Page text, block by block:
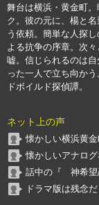
舞台は横浜・黄金町
ク。彼の元に、楊と
う依頼。簡単な人探
よる抗争の序章。次
嘘。信じられるのは
った一人で立ち向か
ドボイルド探偵譚。
ネット上の声
懐かしい横浜黄
懐かしいアナロ
話中の『 神希望
ドラマ版は残念だ